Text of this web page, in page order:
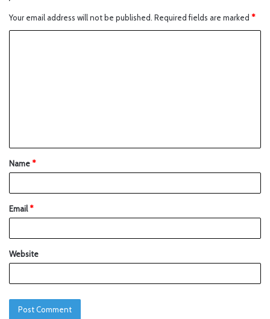
Your email address will not be published. Required fields are marked *
Name*
Email*
Website